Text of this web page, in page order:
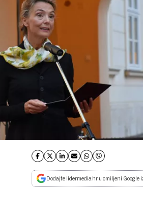
Dodajte lidermedia.hr u omiljeni Google